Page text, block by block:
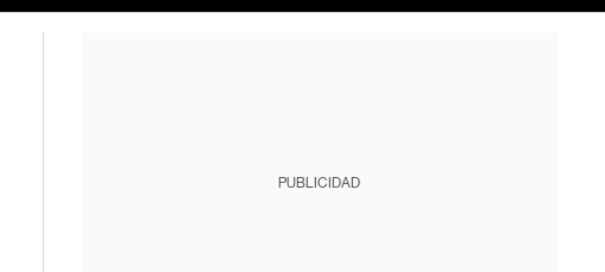
PUBLICIDAD